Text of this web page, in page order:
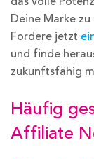
Deine Marke
Fordere jetzt
und finde
zukunftsfähig
Häufig
Affiliate